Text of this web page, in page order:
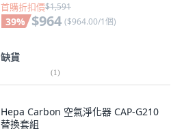
首購折扣價$1,591
39% $964 ($964.00/1個)
缺貨
(1)
Hepa Carbon 空氣淨化器 CAP-G210
替換套組